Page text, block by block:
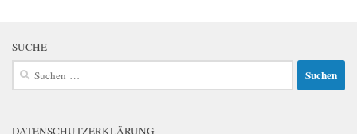
SUCHE
Suchen
nach:
DATENSCHUTZERKLÄRUNG